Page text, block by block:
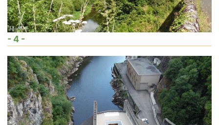
- 4 -